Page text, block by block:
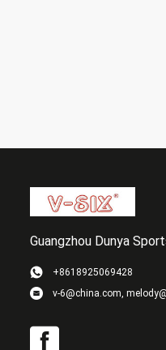
Guangzhou Dunya
+8618925069428
v-6@china.com,